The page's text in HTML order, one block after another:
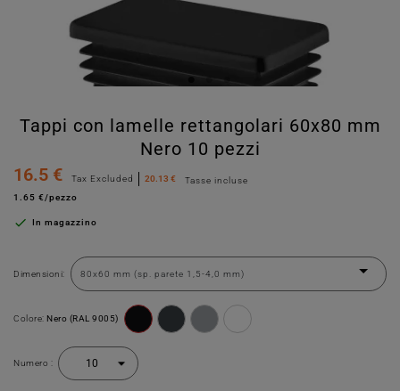
Tappi con lamelle rettangolari 60x80 mm
Nero 10 pezzi
16.5 €
Tax Excluded 20.13 €
Tasse incluse
1.65 €/pezzo
 In magazzino
Dimensioni:
Colore: Nero (RAL 9005)
Numero :